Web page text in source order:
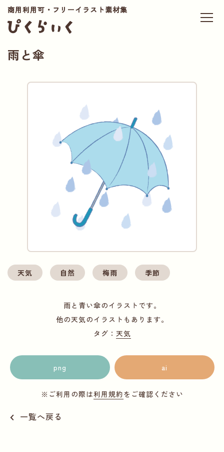
商用利用可・フリーイラスト素材集
雨と傘
天気 自然 梅雨 季節
雨と青い傘のイラストです。
他の天気のイラストもあります。
タグ： 天気
png ai
※ご利用の際は利用規約をご確認ください
一覧へ戻る